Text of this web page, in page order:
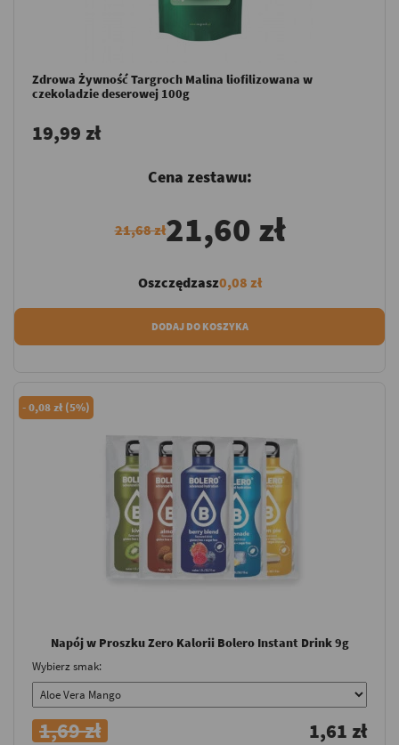
Zdrowa Żywność Targroch Malina liofilizowana w
czekoladzie deserowej 100g
19,99 zł
Cena zestawu:
21,68 zł21,60 zł
Oszczędzasz0,08 zł
DODAJ DO KOSZYKA
-0,08 zł (5%)
Napój w Proszku Zero Kalorii Bolero Instant Drink 9g
Wybierz smak:
1,69 zł 1,61 zł